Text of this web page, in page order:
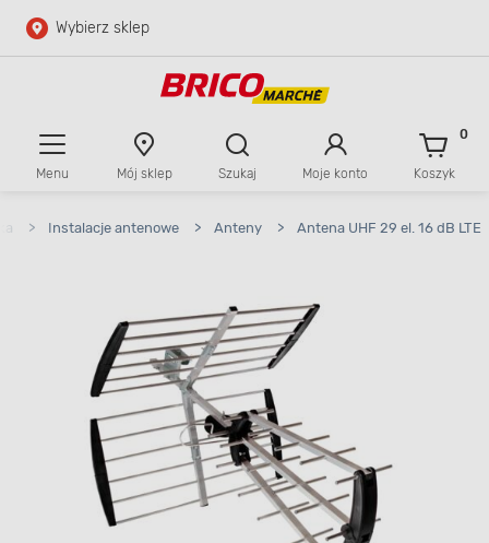
Przejdź do głównej zawartości
Wybierz sklep
Menu Mój sklep Szukaj Moje konto Koszyk
0
> Instalacje antenowe > Anteny > Antena UHF 29 el. 16 dB LTE